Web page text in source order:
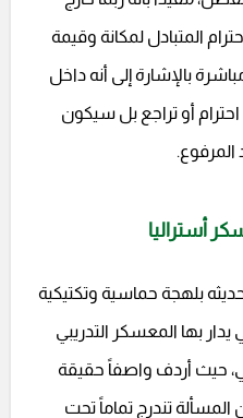
المتبادل لمكانة وقيمة
بالإشارة إلى أنه داخل
أو تراجع بل سيكون
المرفوع.
أستراليا
بلهجة حماسية وتكتيكية
يدار بها المعسكر التدريبي
حيث أردف واصفاً حقيقة
المسألة تندرج تماماً تحت